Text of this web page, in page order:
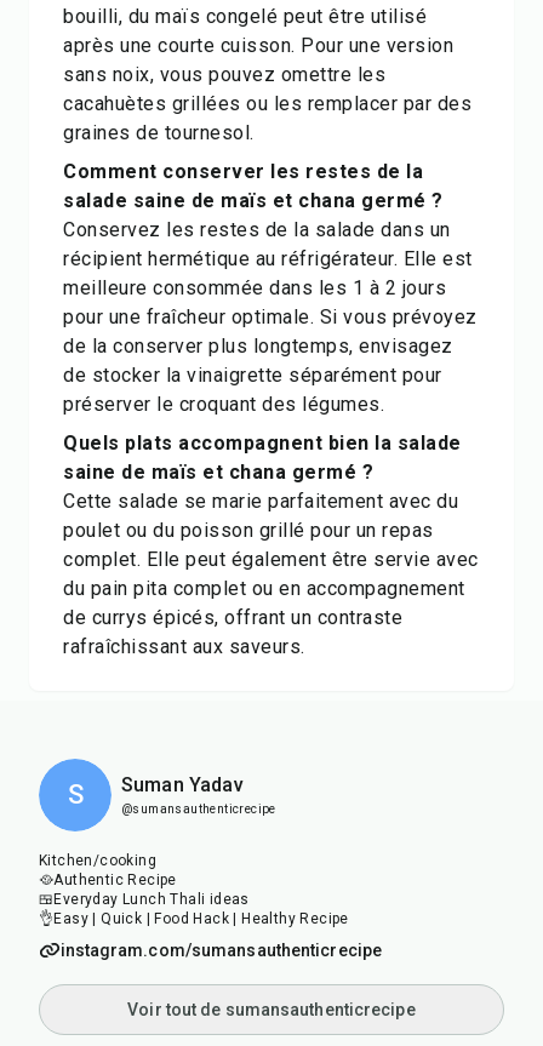
bouilli, du maïs congelé peut être utilisé
après une courte cuisson. Pour une version
sans noix, vous pouvez omettre les
cacahuètes grillées ou les remplacer par des
graines de tournesol.
Comment conserver les restes de la
salade saine de maïs et chana germé ?
Conservez les restes de la salade dans un
récipient hermétique au réfrigérateur. Elle est
meilleure consommée dans les 1 à 2 jours
pour une fraîcheur optimale. Si vous prévoyez
de la conserver plus longtemps, envisagez
de stocker la vinaigrette séparément pour
préserver le croquant des légumes.
Quels plats accompagnent bien la salade
saine de maïs et chana germé ?
Cette salade se marie parfaitement avec du
poulet ou du poisson grillé pour un repas
complet. Elle peut également être servie avec
du pain pita complet ou en accompagnement
de currys épicés, offrant un contraste
rafraîchissant aux saveurs.
S Suman Yadav
@sumansauthenticrecipe
Kitchen/cooking
🥘Authentic Recipe
🍱Everyday Lunch Thali ideas
👌Easy | Quick | Food Hack | Healthy Recipe
instagram.com/sumansauthenticrecipe
Voir tout de sumansauthenticrecipe